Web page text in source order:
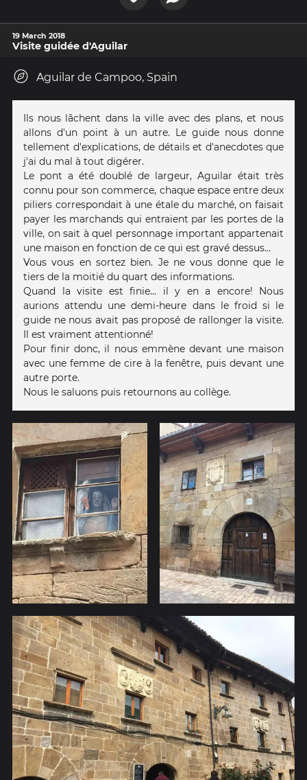
19 March 2018
Visite guidée d'Aguilar
Aguilar de Campoo, Spain
Ils nous lâchent dans la ville avec des plans, et nous
allons d'un point à un autre. Le guide nous donne
tellement d'explications, de détails et d'anecdotes que
j'ai du mal à tout digérer.
Le pont a été doublé de largeur, Aguilar était très
connu pour son commerce, chaque espace entre deux
piliers correspondait à une étale du marché, on faisait
payer les marchands qui entraient par les portes de la
ville, on sait à quel personnage important appartenait
une maison en fonction de ce qui est gravé dessus...
Vous vous en sortez bien. Je ne vous donne que le
tiers de la moitié du quart des informations.
Quand la visite est finie... il y en a encore! Nous
aurions attendu une demi-heure dans le froid si le
guide ne nous avait pas proposé de rallonger la visite.
Il est vraiment attentionné!
Pour finir donc, il nous emmène devant une maison
avec une femme de cire à la fenêtre, puis devant une
autre porte.
Nous le saluons puis retournons au collège.